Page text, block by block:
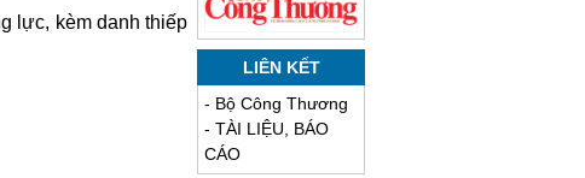
lực, kèm danh thiếp
LIÊN KẾT
- Bộ Công Thương
- TÀI LIỆU, BÁO
CÁO